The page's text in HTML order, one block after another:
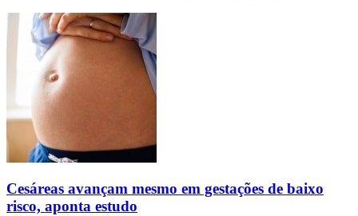
Cesáreas avançam mesmo em gestações de baixo
risco, aponta estudo